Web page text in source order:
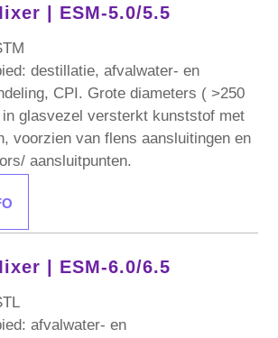
| ESM-5.0/5.5
destillatie, afvalwater- en
CPI. Grote diameters ( >250
in glasvezel versterkt kunststof met
voorzien van flens aansluitingen en
aansluitpunten.
| ESM-6.0/6.5
afvalwater- en